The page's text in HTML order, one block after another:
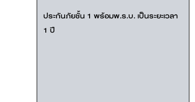
ประกันภัยชั้น 1 พร้อมพ.ร.บ. เป็นระยะเวลา
1 ปี